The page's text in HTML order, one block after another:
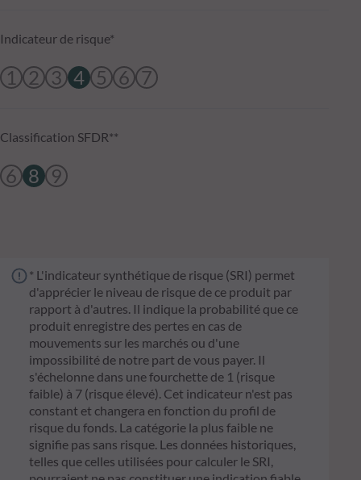
Indicateur de risque*
1 2 3 4 5 6 7
Classification SFDR**
6 8 9
* L'indicateur synthétique de risque (SRI) permet
d'apprécier le niveau de risque de ce produit par
rapport à d'autres. Il indique la probabilité que ce
produit enregistre des pertes en cas de
mouvements sur les marchés ou d'une
impossibilité de notre part de vous payer. Il
s'échelonne dans une fourchette de 1 (risque
faible) à 7 (risque élevé). Cet indicateur n'est pas
constant et changera en fonction du profil de
risque du fonds. La catégorie la plus faible ne
signifie pas sans risque. Les données historiques,
telles que celles utilisées pour calculer le SRI,